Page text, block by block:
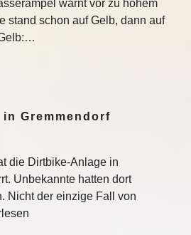
warnt vor zu hohem
stand schon auf Gelb, dann auf
Gremmendorf
die Dirtbike-Anlage in
Unbekannte hatten dort
Nicht der einzige Fall von